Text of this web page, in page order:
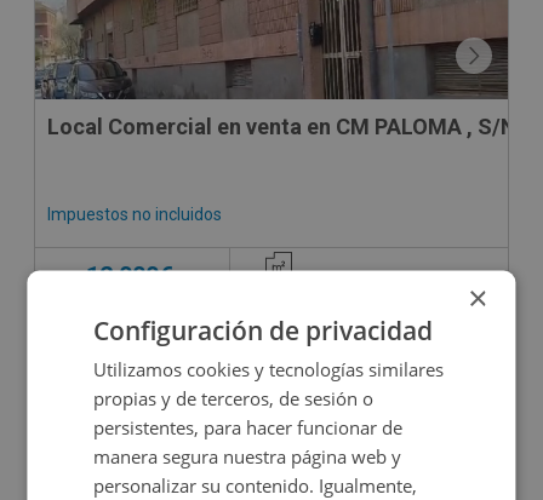
Local Comercial en venta en CM PALOMA , S/N
Impuestos no incluidos
12.000€
×
Configuración de privacidad
Utilizamos cookies y tecnologías similares
propias y de terceros, de sesión o
persistentes, para hacer funcionar de
manera segura nuestra página web y
personalizar su contenido. Igualmente,